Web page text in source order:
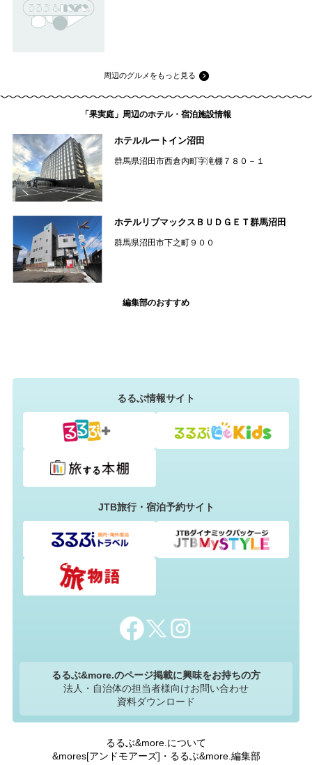
周辺のグルメをもっと見る
「果実庭」周辺のホテル・宿泊施設情報
ホテルルートイン沼田
群馬県沼田市西倉内町字滝棚７８０－１
ホテルリブマックスＢＵＤＧＥＴ群馬沼田
群馬県沼田市下之町９００
編集部のおすすめ
るるぶ情報サイト
JTB旅行・宿泊予約サイト
るるぶ&more.のページ掲載に興味をお持ちの方
法人・自治体の担当者様向けお問い合わせ
資料ダウンロード
るるぶ&more.について
&mores[アンドモアーズ]・るるぶ&more.編集部